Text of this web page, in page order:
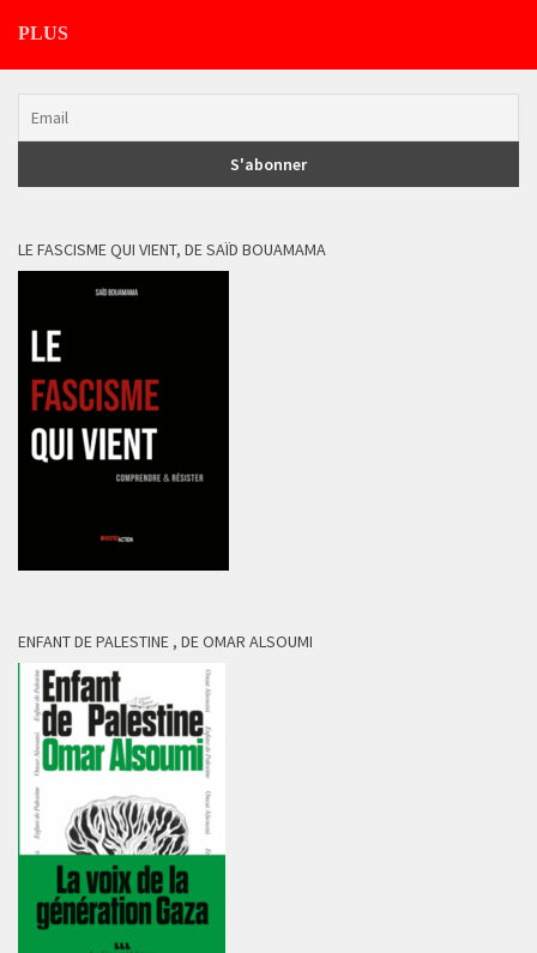
PLUS
LE FASCISME QUI VIENT, DE SAÏD BOUAMAMA
ENFANT DE PALESTINE , DE OMAR ALSOUMI